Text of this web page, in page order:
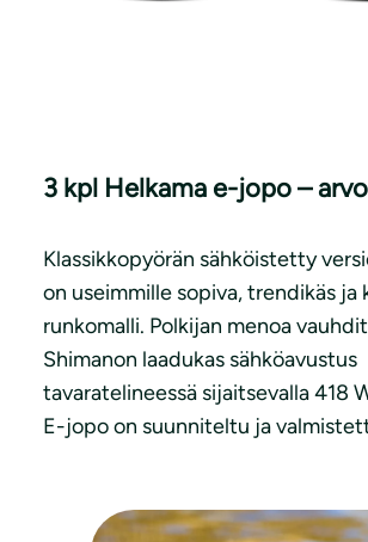
3 kpl Helkama e-jopo –
Klassikkopyörän sähköistetty
on useimmille sopiva, trendikäs ja
runkomalli. Polkijan menoa
Shimanon laadukas sähköavustus
tavaratelineessä sijaitsevalla 418
E-jopo on suunniteltu ja